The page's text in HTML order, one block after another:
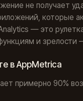
не получает
которые
— это
и зрелости
в AppMetrica
примерно 90%